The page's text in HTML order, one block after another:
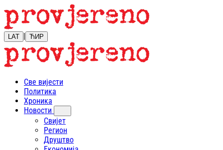
LAT | ЋИР
Све вијести
Политика
Хроника
Новости
Свијет
Регион
Друштво